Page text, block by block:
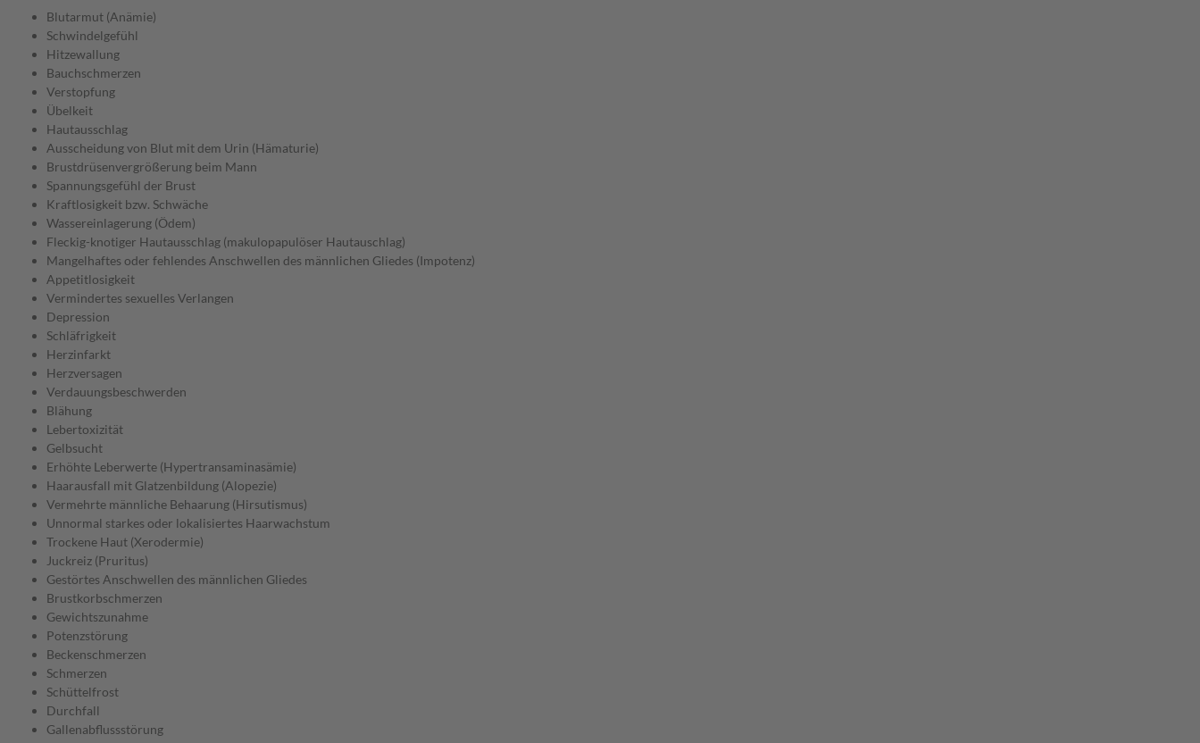
Blutarmut (Anämie)
Schwindelgefühl
Hitzewallung
Bauchschmerzen
Verstopfung
Übelkeit
Hautausschlag
Ausscheidung von Blut mit dem Urin (Hämaturie)
Brustdrüsenvergrößerung beim Mann
Spannungsgefühl der Brust
Kraftlosigkeit bzw. Schwäche
Wassereinlagerung (Ödem)
Fleckig-knotiger Hautausschlag (makulopapulöser Hautauschlag)
Mangelhaftes oder fehlendes Anschwellen des männlichen Gliedes (Impotenz)
Appetitlosigkeit
Vermindertes sexuelles Verlangen
Depression
Schläfrigkeit
Herzinfarkt
Herzversagen
Verdauungsbeschwerden
Blähung
Lebertoxizität
Gelbsucht
Erhöhte Leberwerte (Hypertransaminasämie)
Haarausfall mit Glatzenbildung (Alopezie)
Vermehrte männliche Behaarung (Hirsutismus)
Unnormal starkes oder lokalisiertes Haarwachstum
Trockene Haut (Xerodermie)
Juckreiz (Pruritus)
Gestörtes Anschwellen des männlichen Gliedes
Brustkorbschmerzen
Gewichtszunahme
Potenzstörung
Beckenschmerzen
Schmerzen
Schüttelfrost
Durchfall
Gallenabflussstörung